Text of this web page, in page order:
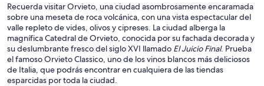
Recuerda visitar Orvieto, una ciudad asombrosamente encaramada
sobre una meseta de roca volcánica, con una vista espectacular del
valle repleto de vides, olivos y cipreses. La ciudad alberga la
magnífica Catedral de Orvieto, conocida por su fachada decorada y
su deslumbrante fresco del siglo XVI llamado El Juicio Final. Prueba
el famoso Orvieto Classico, uno de los vinos blancos más deliciosos
de Italia, que podrás encontrar en cualquiera de las tiendas
esparcidas por toda la ciudad.